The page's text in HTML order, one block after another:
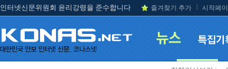
인터넷신문위원회 윤리강령을 준수합니다 즐겨찾기 추가 시작페